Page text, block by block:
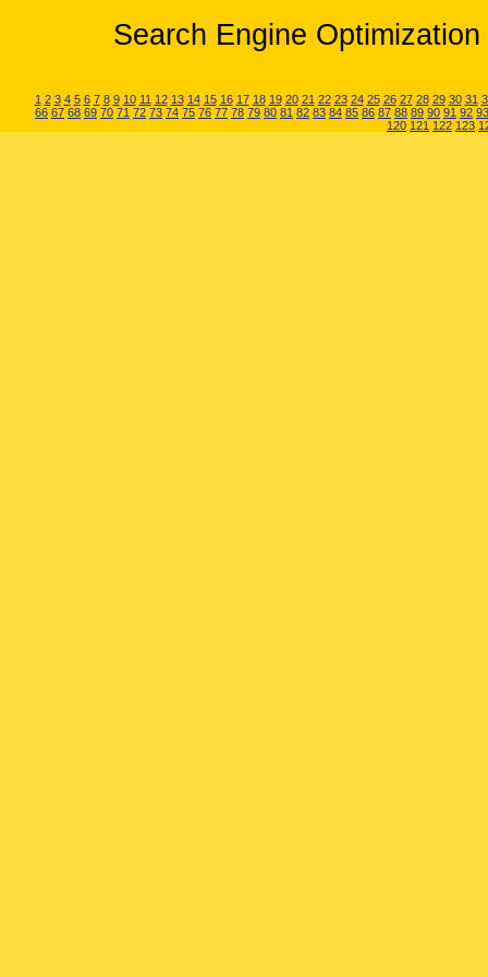
Search Engine
1 2 3 4 5 6 7 8 9 10 11 12 13 14 15 16 17 18 19 20 21 22 23 24 25 26 27 28 29 30 31
66 67 68 69 70 71 72 73 74 75 76 77 78 79 80 81 82 83 84 85 86 87 88 89 90 91 92 93
120 121 122 123